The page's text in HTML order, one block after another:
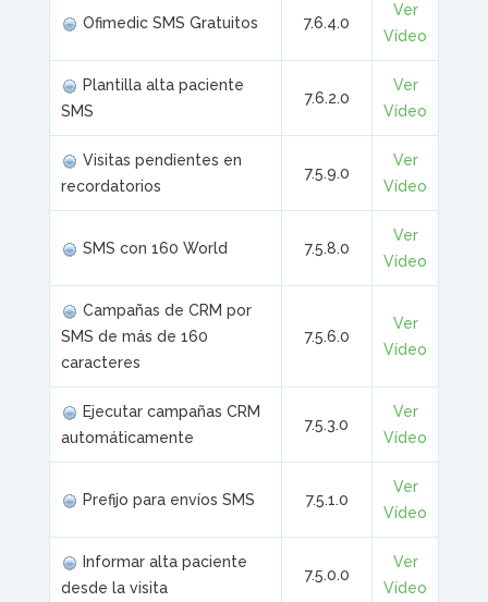
Ofimedic SMS Gratuitos 7.6.4.0
Ver
Vídeo
Plantilla alta paciente
SMS
7.6.2.0
Ver
Vídeo
Visitas pendientes en
recordatorios
7.5.9.0
Ver
Vídeo
SMS con 160 World 7.5.8.0
Ver
Vídeo
Campañas de CRM por
SMS de más de 160
caracteres
7.5.6.0
Ver
Vídeo
Ejecutar campañas CRM
automáticamente
7.5.3.0
Ver
Vídeo
Prefijo para envíos SMS 7.5.1.0
Ver
Vídeo
Informar alta paciente
desde la visita
7.5.0.0
Ver
Vídeo